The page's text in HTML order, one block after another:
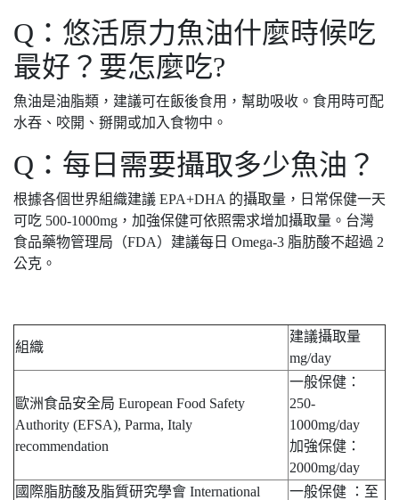
Q：悠活原力魚油什麼時候吃
最好？要怎麼吃?
魚油是油脂類，建議可在飯後食用，幫助吸收。食用時可配
水吞、咬開、掰開或加入食物中。
Q：每日需要攝取多少魚油？
根據各個世界組織建議 EPA+DHA 的攝取量，日常保健一天
可吃 500-1000mg，加強保健可依照需求增加攝取量。台灣
食品藥物管理局（FDA）建議每日 Omega-3 脂肪酸不超過 2
公克。
組織
建議攝取量
mg/day
歐洲食品安全局 European Food Safety
Authority (EFSA), Parma, Italy
recommendation
一般保健：
250-
1000mg/day
加強保健：
2000mg/day
國際脂肪酸及脂質研究學會 International
一般保健 ：至